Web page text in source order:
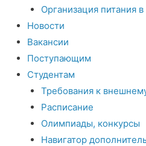
Организация питания
Новости
Вакансии
Поступающим
Студентам
Требования к
Расписание
Олимпиады, конкурсы
Навигатор